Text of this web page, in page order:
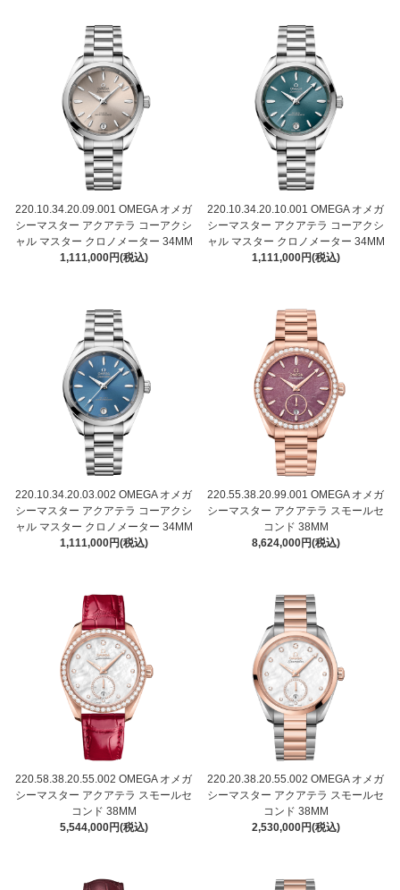
220.10.34.20.09.001 OMEGA オメガ
シーマスター アクアテラ コーアクシ
ャル マスター クロノメーター 34MM
1,111,000円(税込)
220.10.34.20.10.001 OMEGA オメガ
シーマスター アクアテラ コーアクシ
ャル マスター クロノメーター 34MM
1,111,000円(税込)
220.10.34.20.03.002 OMEGA オメガ
シーマスター アクアテラ コーアクシ
ャル マスター クロノメーター 34MM
1,111,000円(税込)
220.55.38.20.99.001 OMEGA オメガ
シーマスター アクアテラ スモールセ
コンド 38MM
8,624,000円(税込)
220.58.38.20.55.002 OMEGA オメガ
シーマスター アクアテラ スモールセ
コンド 38MM
5,544,000円(税込)
220.20.38.20.55.002 OMEGA オメガ
シーマスター アクアテラ スモールセ
コンド 38MM
2,530,000円(税込)